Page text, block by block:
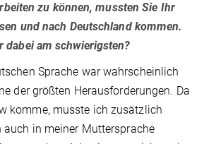
zu können, mussten Sie Ihr
und nach Deutschland kommen.
dabei am schwierigsten?
Sprache war wahrscheinlich
der größten Herausforderungen. Da
komme, musste ich zusätzlich
auch in meiner Muttersprache